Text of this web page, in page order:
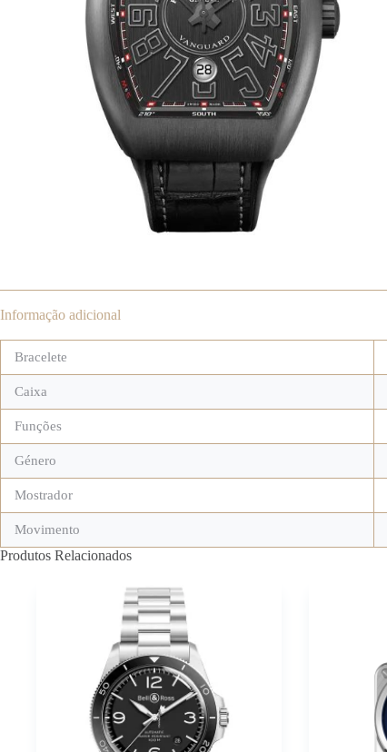
Informação adicional
Bracelete
Caixa
Funções
Género
Mostrador
Movimento
Produtos Relacionados